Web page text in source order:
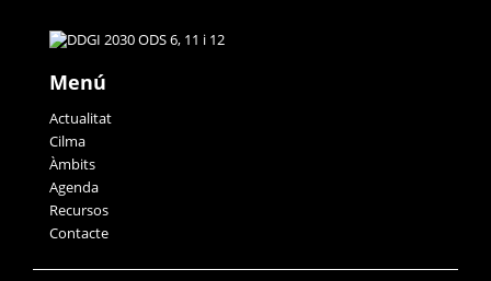
Menú
Actualitat
Cilma
Àmbits
Agenda
Recursos
Contacte